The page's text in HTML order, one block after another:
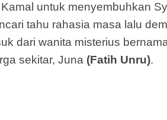
untuk menyembuhkan
tahu rahasia masa lalu
dari wanita misterius
sekitar, Juna (Fatih Unru).